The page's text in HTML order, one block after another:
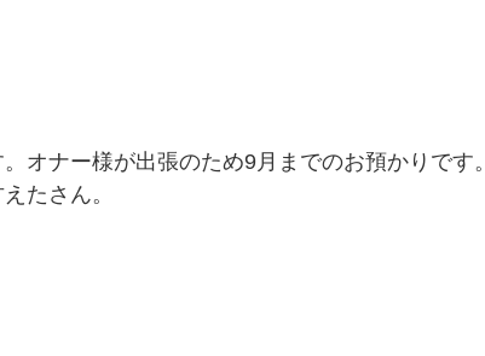
オナー様が出張のため9月までのお預かりです。
たさん。